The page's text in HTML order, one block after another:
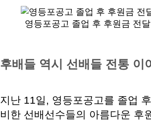
영등포공고 졸업 후 후원금 전
후배들 역시 선배들 전통 이
지난 11일, 영등포공고를 졸업
비한 선배선수들의 아름다운 후